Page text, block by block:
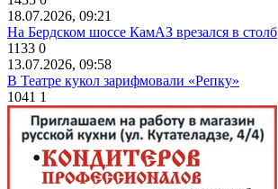
18.07.2026, 09:21
На Бердском шоссе КамАЗ врезался в столб
1133 0
13.07.2026, 09:58
В Театре кукол зарифмовали «Репку»
1041 1